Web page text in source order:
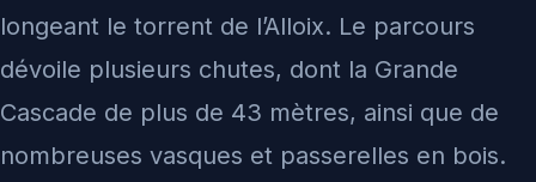
longeant le torrent de l’Alloix. Le parcours
dévoile plusieurs chutes, dont la Grande
Cascade de plus de 43 mètres, ainsi que de
nombreuses vasques et passerelles en bois.